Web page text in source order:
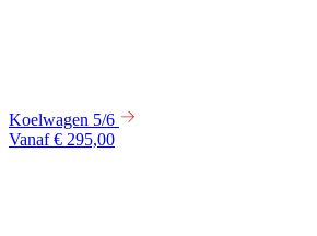
Koelwagen 5/6
Vanaf € 295,00